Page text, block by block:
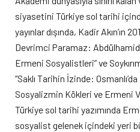
siyasetini Türkiye sol tarihi
yayınlar dışında, Kadir Akın’ın
Devrimci Paramaz:
Ermeni Sosyalistleri” ve
“Saklı Tarihin İzinde:
Sosyalizmin Kökleri ve Ermeni
Türkiye sol tarihi yazımında
sosyalist gelenek içindeki yeri